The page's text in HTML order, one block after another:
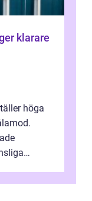
klarare
höga